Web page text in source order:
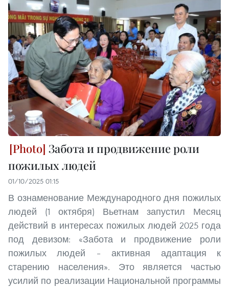
Забота и продвижение роли
пожилых людей
01/10/2025 01:15
В ознаменование Международного дня пожилых
людей (1 октября) Вьетнам запустил Месяц
действий в интересах пожилых людей 2025 года
под девизом: «Забота и продвижение роли
пожилых людей – активная адаптация к
старению населения». Это является частью
усилий по реализации Национальной программы